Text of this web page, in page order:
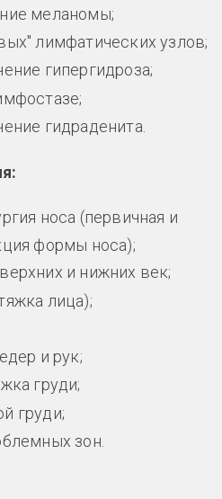
меланомы;
лимфатических узлов;
гипергидроза;
гидраденита.
носа (первичная и
формы носа);
и нижних век;
лица);
и рук;
груди;
груди;
зон.